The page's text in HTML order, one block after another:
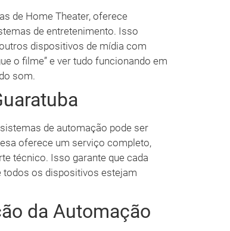
de Home Theater, oferece
de entretenimento. Isso
dispositivos de mídia com
o filme” e ver tudo funcionando em
som.
de automação pode ser
oferece um serviço completo,
técnico. Isso garante que cada
todos os dispositivos estejam
da Automação